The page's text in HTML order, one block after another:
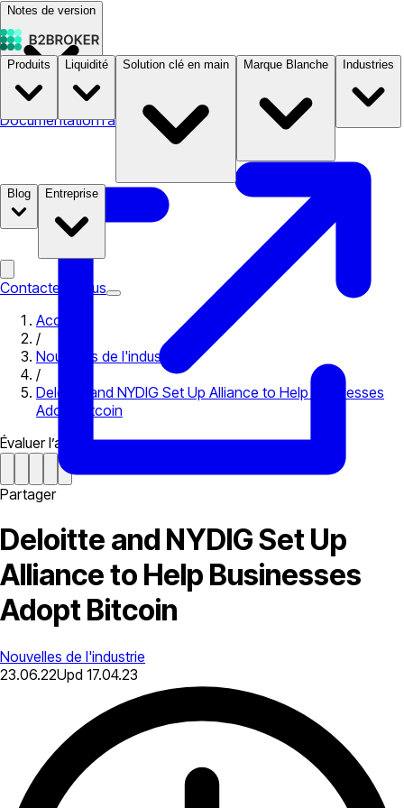
Notes de version
DocumentationTarifs B2STORE
Produits Liquidité Solution clé en main Marque Blanche Industries
Blog Entreprise
Contactez-nous
Accueil
/
Nouvelles de l'industrie
/
Deloitte and NYDIG Set Up Alliance to Help Businesses
Adopt Bitcoin
Évaluer l’article
Partager
Deloitte and NYDIG Set Up
Alliance to Help Businesses
Adopt Bitcoin
Nouvelles de l'industrie
23.06.22Upd 17.04.23